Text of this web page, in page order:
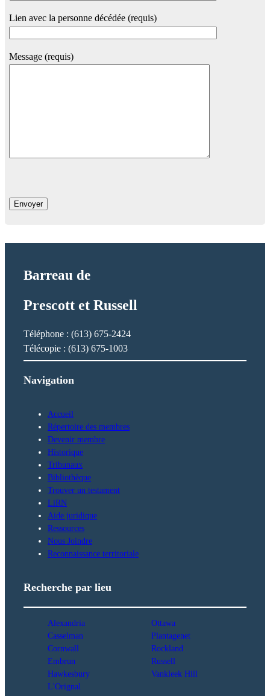
Lien avec la personne décédée (requis)
Message (requis)
Barreau de
Prescott et Russell
Téléphone : (613) 675-2424
Télécopie : (613) 675-1003
Navigation
Accueil
Répertoire des membres
Devenir membre
Historique
Tribunaux
Bibliothèque
Trouver un testament
LiRN
Aide juridique
Ressources
Nous Joindre
Reconnaissance territoriale
Recherche par lieu
Alexandria
Casselman
Cornwall
Embrun
Hawkesbury
L'Orignal
Ottawa
Plantagenet
Rockland
Russell
Vankleek Hill